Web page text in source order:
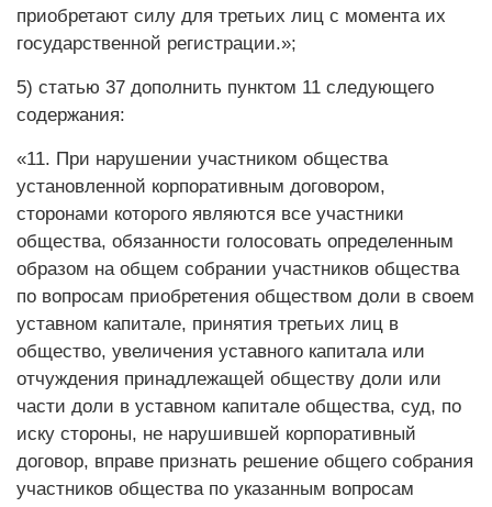
приобретают силу для третьих лиц с момента их
государственной регистрации.»;
5) статью 37 дополнить пунктом 11 следующего
содержания:
«11. При нарушении участником общества
установленной корпоративным договором,
сторонами которого являются все участники
общества, обязанности голосовать определенным
образом на общем собрании участников общества
по вопросам приобретения обществом доли в своем
уставном капитале, принятия третьих лиц в
общество, увеличения уставного капитала или
отчуждения принадлежащей обществу доли или
части доли в уставном капитале общества, суд, по
иску стороны, не нарушившей корпоративный
договор, вправе признать решение общего собрания
участников общества по указанным вопросам